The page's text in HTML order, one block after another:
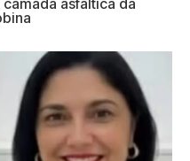
asfáltica da